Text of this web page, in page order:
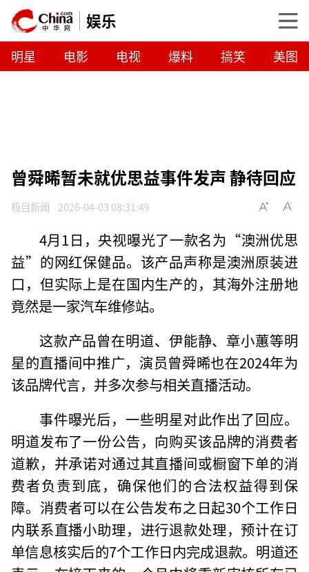
娱乐
明星 电影 电视 爆料 搞笑 美图
曾舜晞暂未就优思益事件发声 静待回应
极目新闻 2026-04-03 08:31:49
4月1日，央视曝光了一款名为“澳洲优思
益”的网红保健品。该产品声称是澳洲原装进
口，但实际上是在国内生产的，其海外注册地
竟然是一家汽车维修站。
这款产品曾在明道、伊能静、章小蕙等明
星的直播间中推广，演员曾舜晞也在2024年为
该品牌代言，并多次参与相关直播活动。
事件曝光后，一些明星对此作出了回应。
明道发布了一份公告，向购买该品牌的消费者
道歉，并承诺对通过其直播间或橱窗下单的消
费者负责到底，确保他们的合法权益得到保
障。消费者可以在公告发布之日起30个工作日
内联系直播小助理，进行退款处理，预计在订
单信息核实后的7个工作日内完成退款。明道还